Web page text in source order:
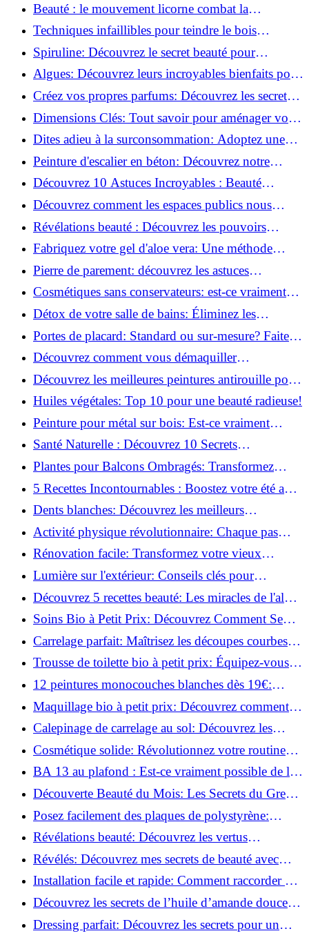
Beauté : le mouvement licorne combat la
surconsommation !
Techniques infaillibles pour teindre le bois
naturellement: Découvrez comment!
Spiruline: Découvrez le secret beauté pour
revitaliser les peaux fatiguées!
Algues: Découvrez leurs incroyables bienfaits pour
la santé et la beauté!
Créez vos propres parfums: Découvrez les secrets
de la fabrication artisanale!
Dimensions Clés: Tout savoir pour aménager votre
salle de bains!
Dites adieu à la surconsommation: Adoptez une
vie plus simple!
Peinture d'escalier en béton: Découvrez notre
tutoriel facile et rapide!
Découvrez 10 Astuces Incroyables : Beauté
Naturelle avec le Concombre !
Découvrez comment les espaces publics nous
incitent à être plus actifs : Révélations surprenantes!
Révélations beauté : Découvrez les pouvoirs
insoupçonnés du concombre!
Fabriquez votre gel d'aloe vera: Une méthode
simple et rapide à la maison!
Pierre de parement: découvrez les astuces
infaillibles pour un nettoyage parfait!
Cosmétiques sans conservateurs: est-ce vraiment
possible?
Détox de votre salle de bains: Éliminez les
ingrédients nocifs dès maintenant!
Portes de placard: Standard ou sur-mesure? Faites
le meilleur choix!
Découvrez comment vous démaquiller
naturellement: Astuces et secrets révélés!
Découvrez les meilleures peintures antirouille pour
le fer: Top 12 analysé!
Huiles végétales: Top 10 pour une beauté radieuse!
Peinture pour métal sur bois: Est-ce vraiment
possible?
Santé Naturelle : Découvrez 10 Secrets
Incontournables pour un Bien-être Optimal!
Plantes pour Balcons Ombragés: Transformez
votre Terrasse en Oasis Verte!
5 Recettes Incontournables : Boostez votre été avec
des huiles essentielles!
Dents blanches: Découvrez les meilleurs
ingrédients naturels!
Activité physique révolutionnaire: Chaque pas
compte pour votre santé!
Rénovation facile: Transformez votre vieux
parquet irrégulier en un clin d'œil!
Lumière sur l'extérieur: Conseils clés pour
concevoir et installer votre éclairage!
Découvrez 5 recettes beauté: Les miracles de l'aloe
vera pour votre peau!
Soins Bio à Petit Prix: Découvrez Comment Se
Chouchouter Pour Moins de 35€!
Carrelage parfait: Maîtrisez les découpes courbes
facilement!
Trousse de toilette bio à petit prix: Équipez-vous
pour moins de 25€!
12 peintures monocouches blanches dès 19€:
Découvrez les meilleures offres!
Maquillage bio à petit prix: Découvrez comment
s'équiper pour moins de 50€!
Calepinage de carrelage au sol: Découvrez les
astuces incontournables!
Cosmétique solide: Révolutionnez votre routine
beauté pour zéro déchet!
BA 13 au plafond : Est-ce vraiment possible de les
coller ?
Découverte Beauté du Mois: Les Secrets du Green
Glamour !
Posez facilement des plaques de polystyrène:
Transformez votre plafond sans effort !
Révélations beauté: Découvrez les vertus
insoupçonnées de l'huile de coco!
Révélés: Découvrez mes secrets de beauté avec
l'huile de ricin!
Installation facile et rapide: Comment raccorder un
luminaire au plafond!
Découvrez les secrets de l’huile d’amande douce :
Pourquoi vous devez l'adopter!
Dressing parfait: Découvrez les secrets pour un